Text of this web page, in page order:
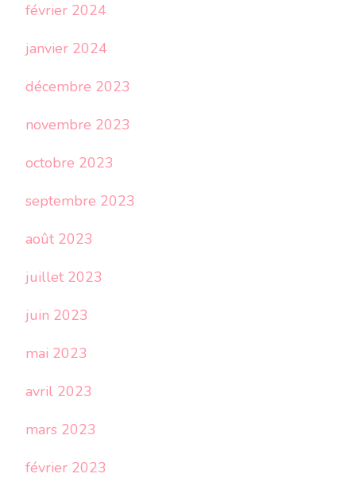
février 2024
janvier 2024
décembre 2023
novembre 2023
octobre 2023
septembre 2023
août 2023
juillet 2023
juin 2023
mai 2023
avril 2023
mars 2023
février 2023